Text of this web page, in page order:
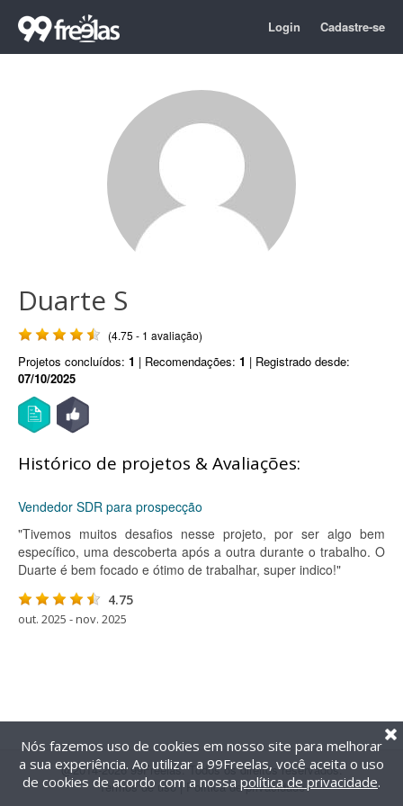
Login Cadastre-se
Duarte S
(4.75 - 1 avaliação)
Projetos concluídos: 1 | Recomendações: 1 | Registrado desde:
07/10/2025
Histórico de projetos & Avaliações:
Vendedor SDR para prospecção
"Tivemos muitos desafios nesse projeto, por ser algo bem
específico, uma descoberta após a outra durante o trabalho. O
Duarte é bem focado e ótimo de trabalhar, super indico!"
4.75
out. 2025 - nov. 2025
@2014-2026 99Freelas. Todos os direitos reservados.
Termos de uso| Política de privacidade
Nós fazemos uso de cookies em nosso site para melhorar
a sua experiência. Ao utilizar a 99Freelas, você aceita o uso
de cookies de acordo com a nossa política de privacidade.